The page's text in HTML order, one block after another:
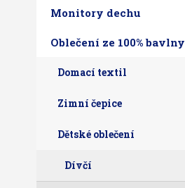
Monitory dechu
Oblečení ze 100% bavlny
Domací textil
Zimní čepice
Dětské oblečení
Dívčí